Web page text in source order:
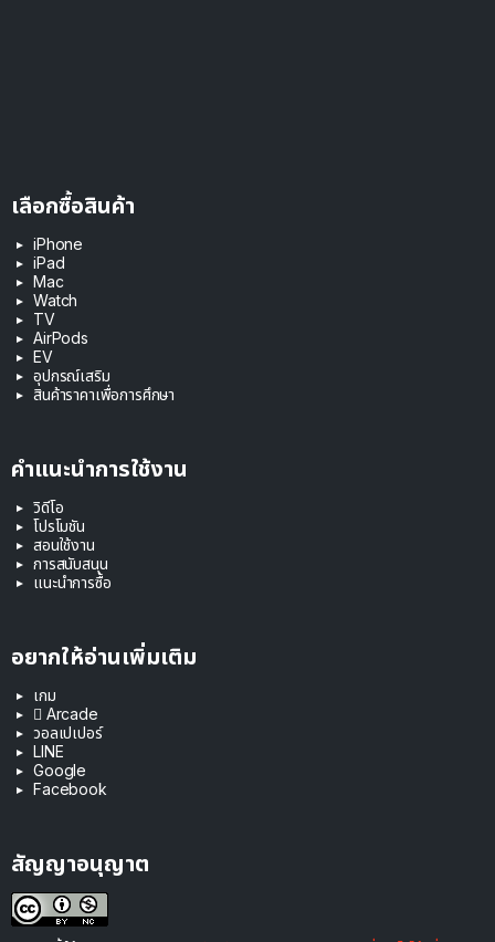
เลือกซื้อสินค้า
iPhone
iPad
Mac
Watch
TV
AirPods
EV
อุปกรณ์เสริม
สินค้าราคาเพื่อการศึกษา
คำแนะนำการใช้งาน
วิดีโอ
โปรโมชัน
สอนใช้งาน
การสนับสนุน
แนะนำการซื้อ
อยากให้อ่านเพิ่มเติม
เกม
 Arcade
วอลเปเปอร์
LINE
Google
Facebook
สัญญาอนุญาต